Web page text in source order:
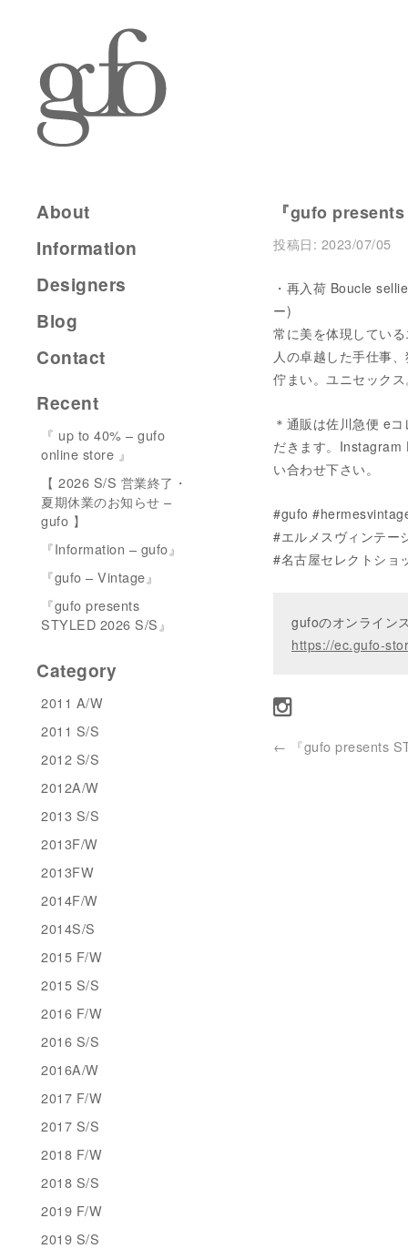
『gufo
投稿日: 2023/07/05
・再入荷 Boucle
ー)
常に美を体現してい
人の卓越した手仕事
佇まい。ユニセック
＊通販は佐川急便 e
だきます。
い合わせ下さい。
#gufo
#エルメスヴィンテー
#名古屋セレクトショ
gufoのオンライン
https://ec.gufo-
← 『gufo presents
About
Information
Designers
Blog
Contact
Recent
『 up to 40% – gufo
online store 』
【 2026 S/S 営業終了・
夏期休業のお知らせ –
gufo 】
『Information – gufo』
『gufo – Vintage』
『gufo presents
STYLED 2026 S/S』
Category
2011 A/W
2011 S/S
2012 S/S
2012A/W
2013 S/S
2013F/W
2013FW
2014F/W
2014S/S
2015 F/W
2015 S/S
2016 F/W
2016 S/S
2016A/W
2017 F/W
2017 S/S
2018 F/W
2018 S/S
2019 F/W
2019 S/S